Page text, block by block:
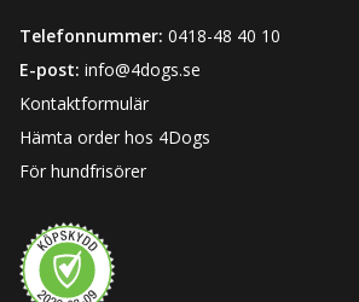
Telefonnummer: 0418-48 40 10
E-post: info@4dogs.se
Kontaktformulär
Hämta order hos 4Dogs
För hundfrisörer